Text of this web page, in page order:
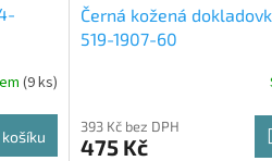
(9 ks)
Černá kožená
519-1907-60
393 Kč bez DPH
475 Kč